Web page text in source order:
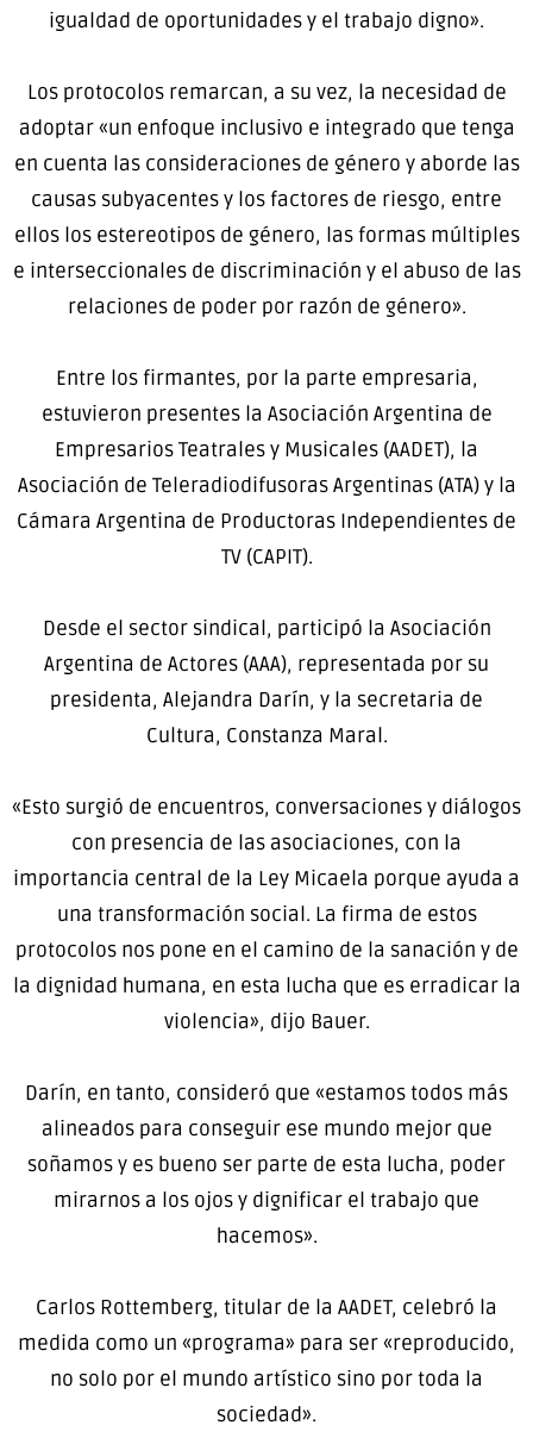
igualdad de oportunidades y el trabajo digno».
Los protocolos remarcan, a su vez, la necesidad de
adoptar «un enfoque inclusivo e integrado que tenga
en cuenta las consideraciones de género y aborde las
causas subyacentes y los factores de riesgo, entre
ellos los estereotipos de género, las formas múltiples
e interseccionales de discriminación y el abuso de las
relaciones de poder por razón de género».
Entre los firmantes, por la parte empresaria,
estuvieron presentes la Asociación Argentina de
Empresarios Teatrales y Musicales (AADET), la
Asociación de Teleradiodifusoras Argentinas (ATA) y la
Cámara Argentina de Productoras Independientes de
TV (CAPIT).
Desde el sector sindical, participó la Asociación
Argentina de Actores (AAA), representada por su
presidenta, Alejandra Darín, y la secretaria de
Cultura, Constanza Maral.
«Esto surgió de encuentros, conversaciones y diálogos
con presencia de las asociaciones, con la
importancia central de la Ley Micaela porque ayuda a
una transformación social. La firma de estos
protocolos nos pone en el camino de la sanación y de
la dignidad humana, en esta lucha que es erradicar la
violencia», dijo Bauer.
Darín, en tanto, consideró que «estamos todos más
alineados para conseguir ese mundo mejor que
soñamos y es bueno ser parte de esta lucha, poder
mirarnos a los ojos y dignificar el trabajo que
hacemos».
Carlos Rottemberg, titular de la AADET, celebró la
medida como un «programa» para ser «reproducido,
no solo por el mundo artístico sino por toda la
sociedad».